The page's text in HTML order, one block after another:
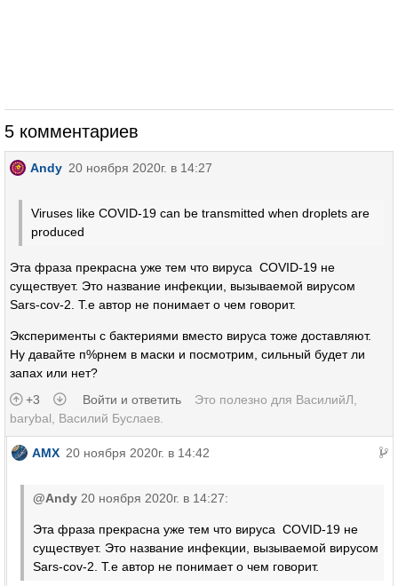
5 комментариев
Andy 20 ноября 2020г. в 14:27
Viruses like COVID-19 can be transmitted when droplets are
produced
Эта фраза прекрасна уже тем что вируса COVID-19 не
существует. Это название инфекции, вызываемой вирусом
Sars-cov-2. Т.е автор не понимает о чем говорит.
Эксперименты с бактериями вместо вируса тоже доставляют.
Ну давайте п%рнем в маски и посмотрим, сильный будет ли
запах или нет?
+3
Войти и ответить Это полезно для ВасилийЛ
barybal
Василий Буслаев
AMX 20 ноября 2020г. в 14:42
@Andy 20 ноября 2020г. в 14:27:
Эта фраза прекрасна уже тем что вируса COVID-19 не
существует. Это название инфекции, вызываемой вирусом
Sars-cov-2. Т.е автор не понимает о чем говорит.